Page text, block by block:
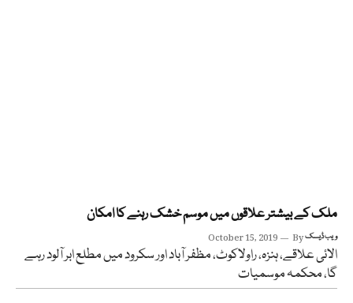
ملک کے بیشتر علاقوں میں موسم خشک رہنے کا امکان
October 15, 2019 Byویب ڈیسک
الائی علاقے، ہنزہ، راولاکوٹ، مظفر آباد اور سکرود میں مطلع ابر آلود رہے
گا، محکمہ موسمیات